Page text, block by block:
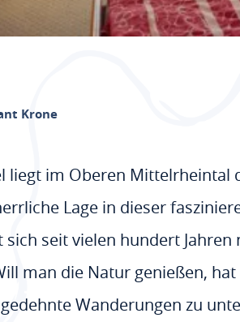
Krone
im Oberen Mittelrheintal
Lage in dieser
seit vielen hundert
man die Natur genießen,
Wanderungen zu